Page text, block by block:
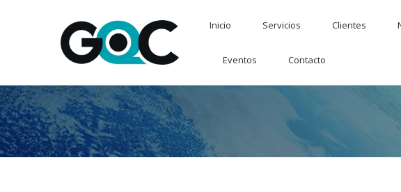
Inicio Servicios Clientes
Eventos Contacto